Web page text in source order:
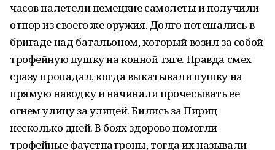
часов налетели немецкие самолеты и получили
отпор из своего же оружия. Долго потешались в
бригаде над батальоном, который возил за собой
трофейную пушку на конной тяге. Правда смех
сразу пропадал, когда выкатывали пушку на
прямую наводку и начинали прочесывать ее
огнем улицу за улицей. Бились за Пириц
несколько дней. В боях здорово помогли
трофейные фаустпатроны, тогда их называли